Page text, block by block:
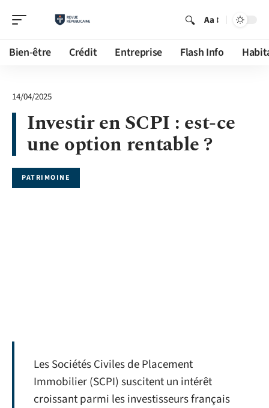
Aa
Bien-être Crédit Entreprise Flash Info
14/04/2025
Investir en SCPI : est-ce
une option rentable ?
PATRIMOINE
Les Sociétés Civiles de Placement
Immobilier (SCPI) suscitent un intérêt
croissant parmi les investisseurs français